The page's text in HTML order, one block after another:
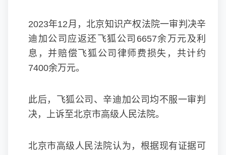
2023年12月，北京知识产权法院一审判决辛
迪加公司应返还飞狐公司6657余万元及利
息，并赔偿飞狐公司律师费损失，共计约
7400余万元。
此后，飞狐公司、辛迪加公司均不服一审判
决，上诉至北京市高级人民法院。
北京市高级人民法院认为，根据现有证据可